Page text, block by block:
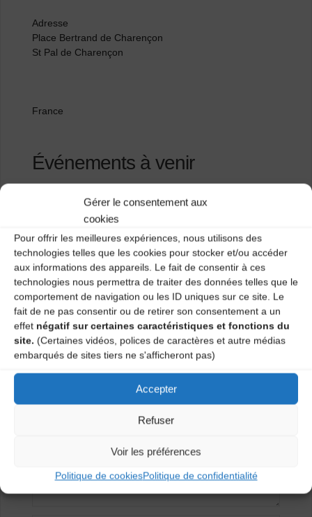
Gérer le consentement aux
cookies
Pour offrir les meilleures expériences, nous utilisons des
technologies telles que les cookies pour stocker et/ou accéder
aux informations des appareils. Le fait de consentir à ces
technologies nous permettra de traiter des données telles que le
comportement de navigation ou les ID uniques sur ce site. Le
fait de ne pas consentir ou de retirer son consentement a un
effet négatif sur certaines caractéristiques et fonctions du
site. (Certaines vidéos, polices de caractères et autre médias
embarqués de sites tiers ne s'afficheront pas)
Accepter
Refuser
Voir les préférences
Politique de cookiesPolitique de confidentialité
Adresse
Place Bertrand de Charençon
St Pal de Charençon
France
Événements à venir
<li>Aucun événement à cet emplacement</li>
Eglise de Boussoulet
Laisser un
commentaire
obligatoires sont indiqués avec*